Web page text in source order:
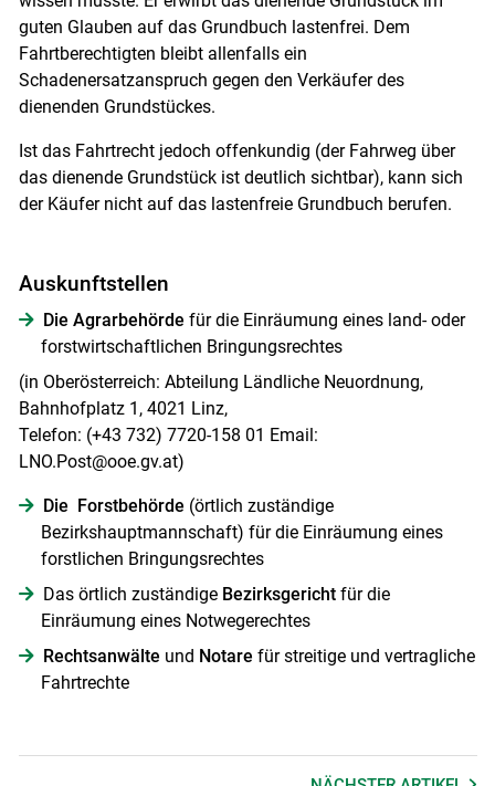
guten Glauben auf das Grundbuch lastenfrei. Dem
Fahrtberechtigten bleibt allenfalls ein
Schadenersatzanspruch gegen den Verkäufer des
dienenden Grundstückes.
Ist das Fahrtrecht jedoch offenkundig (der Fahrweg über
das dienende Grundstück ist deutlich sichtbar), kann sich
der Käufer nicht auf das lastenfreie Grundbuch berufen.
Auskunftstellen
Die Agrarbehörde für die Einräumung eines land- oder
forstwirtschaftlichen Bringungsrechtes
(in Oberösterreich: Abteilung Ländliche Neuordnung,
Bahnhofplatz 1, 4021 Linz,
Telefon: (+43 732) 7720-158 01 Email:
LNO.Post@ooe.gv.at)
Die ​​​​​​ Forstbehörde (örtlich zuständige
Bezirkshauptmannschaft) für die Einräumung eines
forstlichen Bringungsrechtes
Das örtlich zuständigeBezirksgerichtfür die
Einräumung eines Notwegerechtes
Rechtsanwälte und Notare für streitige und vertragliche
Fahrtrechte